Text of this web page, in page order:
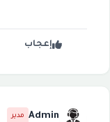
إعجاب
Admin مدير